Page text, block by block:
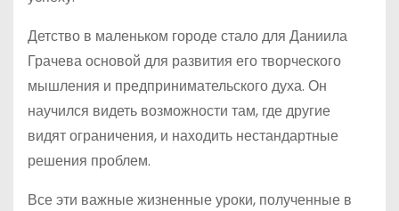
Детство в маленьком городе стало для Даниила
Грачева основой для развития его творческого
мышления и предпринимательского духа. Он
научился видеть возможности там, где другие
видят ограничения, и находить нестандартные
решения проблем.
Все эти важные жизненные уроки, полученные в